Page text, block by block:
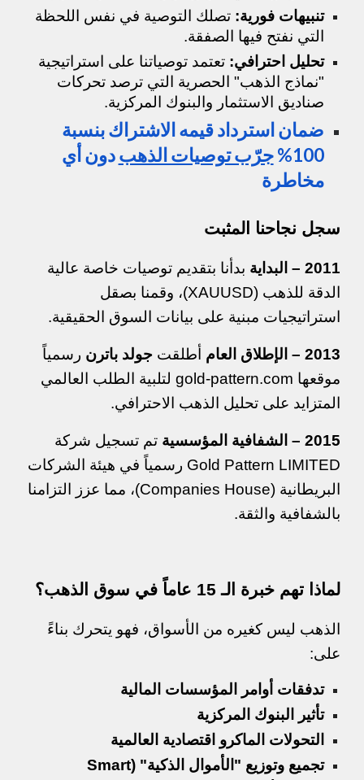
تنبيهات فورية: تصلك التوصية في نفس اللحظة
التي نفتح فيها الصفقة.
تحليل احترافي: تعتمد توصياتنا على استراتيجية
"نماذج الذهب" الحصرية التي ترصد تحركات
صناديق الاستثمار والبنوك المركزية.
ضمان استرداد قيمه الاشتراك بنسبة
100%
جرّب توصيات الذهبدون أي
مخاطرة
سجل نجاحنا المثبت
2011 – البداية
بدأنا بتقديم توصيات خاصة عالية
الدقة للذهب (XAUUSD)، وقمنا بصقل
استراتيجيات مبنية على بيانات السوق الحقيقية.
2013 – الإطلاق العام أطلقتجولد باترن رسمياً
موقعها gold-pattern.com لتلبية الطلب العالمي
المتزايد على تحليل الذهب الاحترافي.
2015 – الشفافية المؤسسية
تم تسجيل شركة
Gold Pattern LIMITED رسمياً في هيئة الشركات
البريطانية (Companies House)، مما عزز التزامنا
بالشفافية والثقة.
لماذا تهم خبرة الـ 15 عاماً في سوق الذهب؟
الذهب ليس كغيره من الأسواق، فهو يتحرك بناءً
على:
تدفقات أوامر المؤسسات المالية
تأثير البنوك المركزية
التحولات الماكرو اقتصادية العالمية
تجميع وتوزيع "الأموال الذكية" (Smart